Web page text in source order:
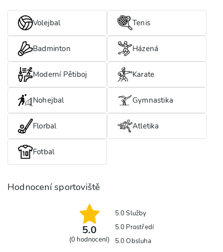
Volejbal Tenis
Badminton Házená
Moderní Pětiboj Karate
Nohejbal Gymnastika
Florbal Atletika
Fotbal
Hodnocení sportoviště
5.0
(0 hodnocení)
5.0Služby
5.0 Prostředí
5.0Obsluha